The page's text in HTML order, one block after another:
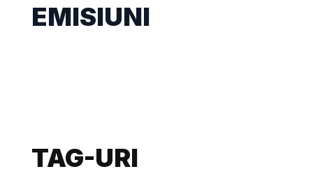
EMISIUNI
TAG-URI